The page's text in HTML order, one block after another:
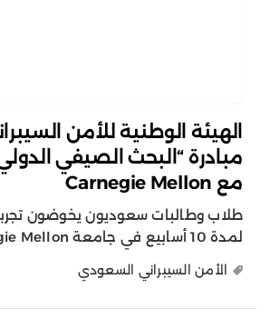
الهيئة الوطنية للأمن
مبادرة “البحث الصيفي
مع Carnegie Mellon
طلاب وطالبات سعوديون يخوضون
لمدة 10 أسابيع في جامعة Carnegie Mellon.
الأمن السيبراني السعودي